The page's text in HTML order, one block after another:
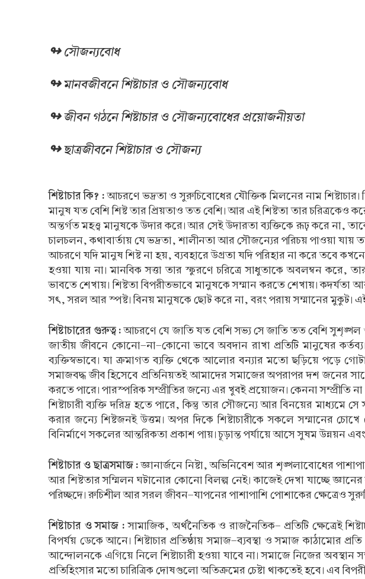
↬ সৌজন্যবোধ
↬ মানবজীবনে শিষ্টাচার ও সৌজন্যবোধ
↬ জীবন গঠনে শিষ্টাচার ও সৌজন্যবোধের প্রয়োজনীয়তা
↬ ছাত্রজীবনে শিষ্টাচার ও সৌজন্য
শিষ্টাচার কি? :আচরণে ভদ্রতা ও সুরুচিবোধের যৌক্তিক মিলনের নাম শিষ্টাচার।
মানুষ যত বেশি শিষ্ট তার প্রিয়তাও তত বেশি। আর এই শিষ্টতা তার চরিত্রকেও
অন্তর্গত মহত্ত্ব মানুষকে উদার করে। আর সেই উদারতা ব্যক্তিকে রূঢ় করে না,
চালচলন, কথাবার্তায় যে ভদ্রতা, শালীনতা আর সৌজন্যের পরিচয় পাওয়া যায়
আচরণে যদি মানুষ শিষ্ট না হয়, ব্যবহারে উগ্রতা যদি পরিহার না করে তবে
হওয়া যায় না। মানবিক সত্তা তার স্ফুরণে চরিত্রে সাধুতাকে অবলম্বন করে,
ভাবতে শেখায়। শিষ্টতা বিপরীতভাবে মানুষকে সম্মান করতে শেখায়। কদর্যতা
সৎ, সরল আর স্পষ্ট। বিনয় মানুষকে ছোট করে না, বরং পরায় সম্মানের মুকুট।
শিষ্টাচারের গুরুত্ব :আচরণে যে জাতি যত বেশি সভ্য সে জাতি তত বেশি সুশৃঙ্খল
জাতীয় জীবনে কোনো-না-কোনো ভাবে অবদান রাখা প্রতিটি মানুষের
ব্যক্তিস্বভাবে। যা ক্রমাগত ব্যক্তি থেকে আলোর বন্যার মতো ছড়িয়ে পড়ে
সমাজবদ্ধ জীব হিসেবে প্রতিনিয়তই আমাদের সমাজের অপরাপর দশ
করতে পারে। পারস্পরিক সম্প্রীতির জন্যে এর খুবই প্রয়োজন। কেননা সম্প্রীতি
শিষ্টাচারী ব্যক্তি দরিদ্র হতে পারে, কিন্তু তার সৌজন্যে আর বিনয়ের
করার জন্যে শিষ্টজনই উত্তম। অপর দিকে শিষ্টাচারীকে সকলে সম্মানের
বিনির্মাণে সকলের আন্তরিকতা প্রকাশ পায়। চূড়ান্ত পর্যায়ে আসে সুষম উন্নয়ন এবং
শিষ্টাচার ও ছাত্রসমাজ :জ্ঞানার্জনে নিষ্টা, অভিনিবেশ আর শৃঙ্খলাবোধের
আর শিষ্টতার সম্মিলন ঘটানোর কোনো বিলল্প নেই। কাজেই দেখা যাচ্ছে জ্ঞানের
পরিচ্ছদে। রুচিশীল আর সরল জীবন-যাপনের পাশাপাশি পোশাকের ক্ষেত্রেও
শিষ্টাচার ও সমাজ : সামাজিক, অর্থনৈতিক ও রাজনৈতিক- প্রতিটি ক্ষেত্রেই
বিপর্যয় ডেকে আনে। শিষ্টাচার প্রতিষ্ঠায় সমাজ-ব্যবস্থা ও সমাজ কাঠামোর
আন্দোলনকে এগিয়ে নিলে শিষ্টাচারী হওয়া যাবে না। সমাজে নিজের অবস্থান
প্রতিহিংসার মতো চারিত্রিক দোষগুলো অতিক্রমের চেষ্টা থাকতেই হবে। এব